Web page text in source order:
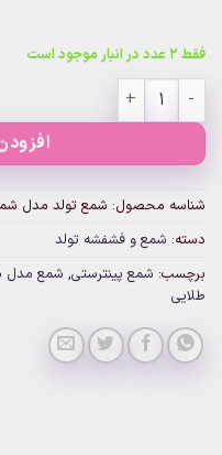
فقط 2 عدد در انبار موجود است
شمع تولد مدل شمعدونی طلایی
شناسه محصول: شمع تولد مدل
دسته: شمع و فشفشه تولد
برچسب: شمع پینترستی, شمع مدل
طلایی